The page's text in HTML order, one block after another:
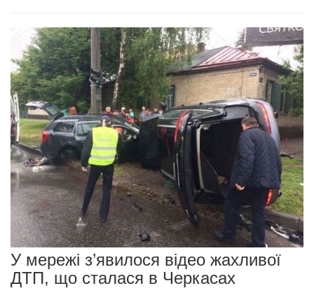
У мережі з’явилося відео жахливої
ДТП, що сталася в Черкасах